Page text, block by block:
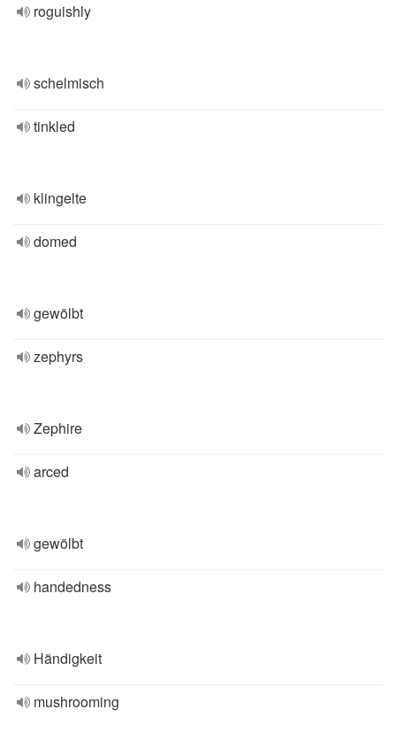
roguishly
schelmisch
tinkled
klingelte
domed
gewölbt
zephyrs
Zephire
arced
gewölbt
handedness
Händigkeit
mushrooming